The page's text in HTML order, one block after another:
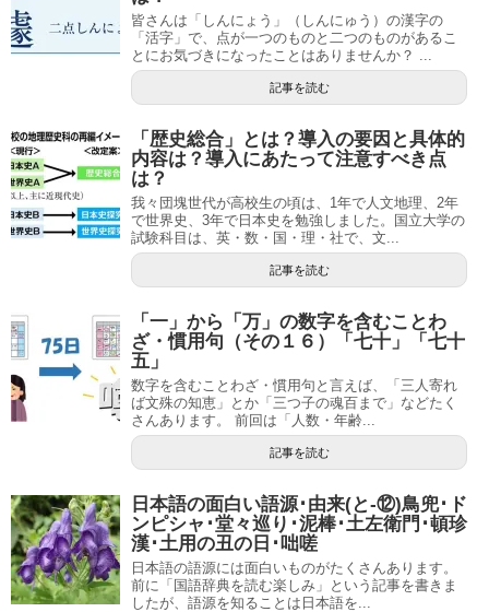
皆さんは「しんにょう」（しんにゅう）の漢字の
「活字」で、点が一つのものと二つのものがあるこ
とにお気づきになったことはありませんか？ ...
記事を読む
「歴史総合」とは？導入の要因と具体的
内容は？導入にあたって注意すべき点
は？
我々団塊世代が高校生の頃は、1年で人文地理、2年
で世界史、3年で日本史を勉強しました。国立大学の
試験科目は、英・数・国・理・社で、文...
記事を読む
「一」から「万」の数字を含むことわ
ざ・慣用句（その１６）「七十」「七十
五」
数字を含むことわざ・慣用句と言えば、「三人寄れ
ば文殊の知恵」とか「三つ子の魂百まで」などたく
さんあります。 前回は「人数・年齢...
記事を読む
日本語の面白い語源･由来(と-⑫)鳥兜･ド
ンピシャ･堂々巡り･泥棒･土左衛門･頓珍
漢･土用の丑の日･咄嗟
日本語の語源には面白いものがたくさんあります。
前に「国語辞典を読む楽しみ」という記事を書きま
したが、語源を知ることは日本語を...